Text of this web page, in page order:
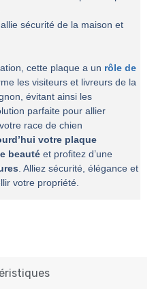
sécurité de la maison et
cette plaque a un rôle de
les visiteurs et livreurs de la
évitant ainsi les
parfaite pour allier
race de chien
votre plaque
beauté et profitez d’une
. Alliez sécurité, élégance et
votre propriété.